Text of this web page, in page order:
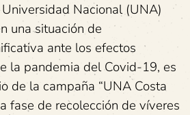
Nacional (UNA)
una situación de
ante los efectos
la pandemia del Covid-19, es
de la campaña “UNA Costa
fase de recolección de víveres